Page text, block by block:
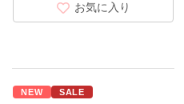
お気に入り
NEW SALE